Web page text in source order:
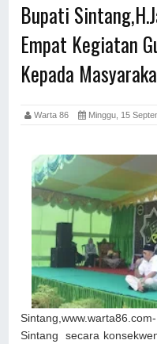
Bupati
Empat Kegiatan
Kepada
Warta 86 Minggu, 15
Sintang secara